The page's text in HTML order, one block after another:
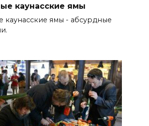
каунасские ямы
каунасские ямы - абсурдные